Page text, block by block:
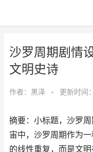
沙罗周期剧情
文明史诗
作者： 黑泽 • 更新时间
摘要：小标题，沙罗
宙中，沙罗周期作为
的线性重复，而是文